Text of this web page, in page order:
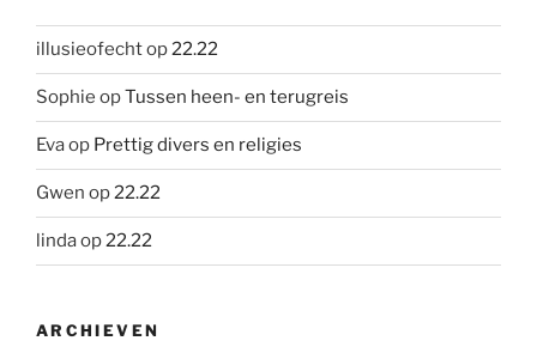
illusieofechtop22.22
Sophie opTussen heen- en terugreis
Evaop Prettig divers en religies
Gwen op22.22
lindaop22.22
ARCHIEVEN